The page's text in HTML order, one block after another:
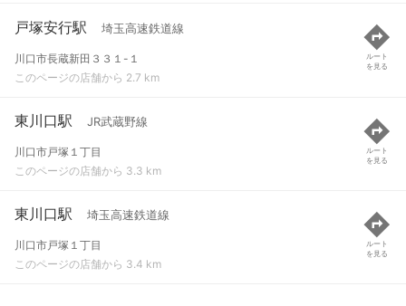
戸塚安行駅 埼玉高速鉄道線
川口市長蔵新田３３１-１
このページの店舗から 2.7 km
ルート
を見る
東川口駅 JR武蔵野線
川口市戸塚１丁目
このページの店舗から 3.3 km
ルート
を見る
東川口駅 埼玉高速鉄道線
川口市戸塚１丁目
このページの店舗から 3.4 km
ルート
を見る